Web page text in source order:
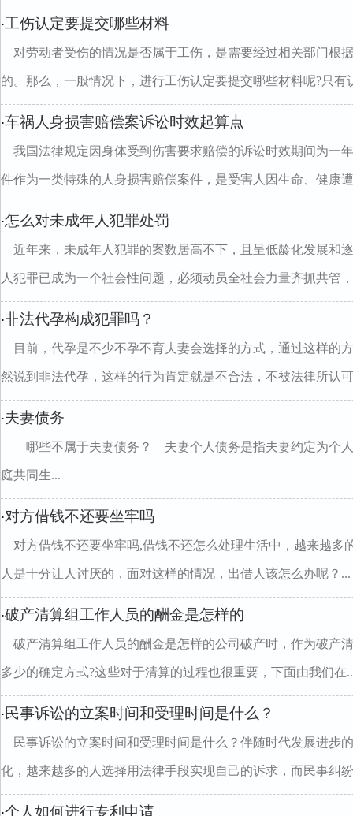
·工伤认定要提交哪些材料
对劳动者受伤的情况是否属于工伤，是需要经过相关部门根
的。那么，一般情况下，进行工伤认定要提交哪些材料呢?只有
·车祸人身损害赔偿案诉讼时效起算点
我国法律规定因身体受到伤害要求赔偿的诉讼时效期间为一
件作为一类特殊的人身损害赔偿案件，是受害人因生命、健康
·怎么对未成年人犯罪处罚
近年来，未成年人犯罪的案数居高不下，且呈低龄化发展和
人犯罪已成为一个社会性问题，必须动员全社会力量齐抓共管
·非法代孕构成犯罪吗？
目前，代孕是不少不孕不育夫妻会选择的方式，通过这样的
然说到非法代孕，这样的行为肯定就是不合法，不被法律所认
·夫妻债务
哪些不属于夫妻债务？ 夫妻个人债务是指夫妻约定为个
庭共同生...
·对方借钱不还要坐牢吗
对方借钱不还要坐牢吗,借钱不还怎么处理生活中，越来越多
人是十分让人讨厌的，面对这样的情况，出借人该怎么办呢？...
·破产清算组工作人员的酬金是怎样的
破产清算组工作人员的酬金是怎样的公司破产时，作为破产
多少的确定方式?这些对于清算的过程也很重要，下面由我们在
· 民事诉讼的立案时间和受理时间是什么？
民事诉讼的立案时间和受理时间是什么？伴随时代发展进步
化，越来越多的人选择用法律手段实现自己的诉求，而民事纠
·个人如何进行专利申请